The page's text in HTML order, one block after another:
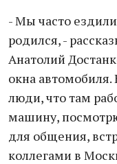
- Мы часто
родился, -
Анатолий
окна
люди, что там
машину,
для общения,
коллегами в